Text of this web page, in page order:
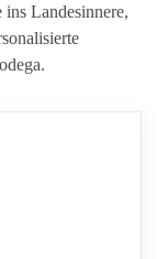
Landesinnere,